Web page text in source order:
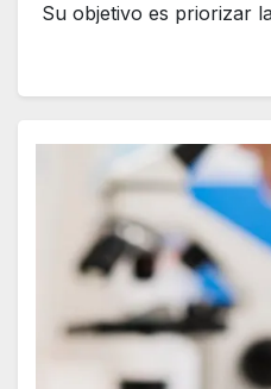
Su objetivo es priorizar